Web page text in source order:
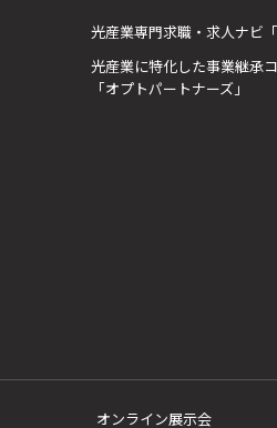
光産業専門求職・求人ナビ
光産業に特化した事業継承
「オプトパートナーズ」
オンライン展示会